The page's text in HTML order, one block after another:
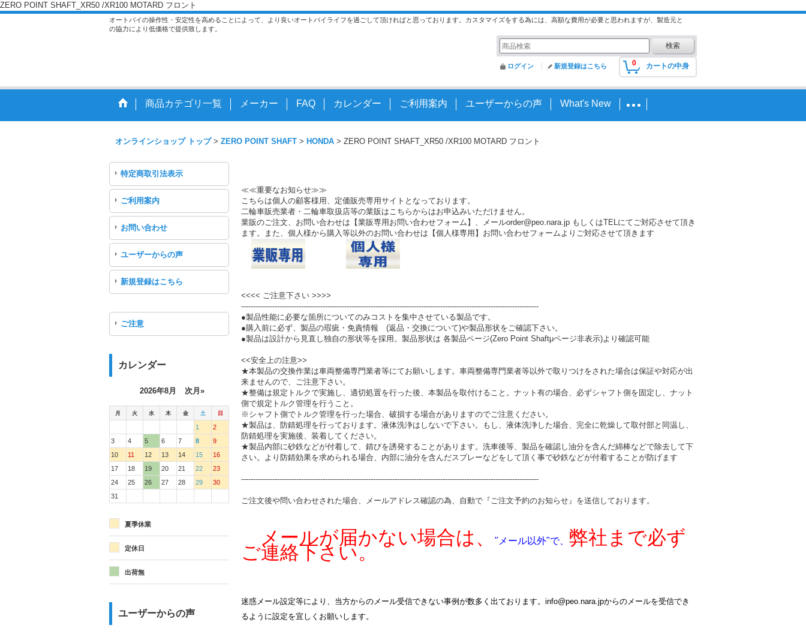
ZERO POINT SHAFT_XR50 /XR100 MOTARD フロント
オートバイの操作性・安定性を高めることによって、より良いオートバイライフを過ごして頂ければと思っております。カスタマイズをする為には、高額な費用が必要と思われますが、製造元と
の協力により低価格で提供致します。
0 カートの中身
ログイン 新規登録はこちら
商品カテゴリ一覧 メーカー FAQ カレンダー ご利用案内 ユーザーからの声 What's New
オンラインショップ トップ > ZERO POINT SHAFT > HONDA > ZERO POINT SHAFT_XR50 /XR100 MOTARD フロント
特定商取引法表示
ご利用案内
お問い合わせ
ユーザーからの声
新規登録はこちら
ご注意
カレンダー
2026年8月 次月»
月 火 水 木 金 土 日
1
2
3
4 5 6 7 8
9
10
11 12 13 14 15
16
17
18 19 20 21 22
23
24
25 26 27 28 29
30
31
夏季休業
定休日
出荷無
ユーザーからの声
≪≪重要なお知らせ≫≫
こちらは個人の顧客様用、定価販売専用サイトとなっております。
二輪車販売業者・二輪車取扱店等の業販はこちらからはお申込みいただけません。
業販のご注文、お問い合わせは【業販専用お問い合わせフォーム】、メールorder@peo.nara.jp もしくはTELにてご対応させて頂き
ます。また、個人様から購入等以外のお問い合わせは【個人様専用】お問い合わせフォームよりご対応させて頂きます
<<<< ご注意下さい >>>>
----------------------------------------------------------------------------------------------------------------------------
●製品性能に必要な箇所についてのみコストを集中させている製品です。
●購入前に必ず、製品の瑕疵・免責情報 (返品・交換について)や製品形状をご確認下さい。
●製品は設計から見直し独自の形状等を採用。製品形状は 各製品ページ(Zero Point Shaftμページ非表示)より確認可能
<<安全上の注意>>
★本製品の交換作業は車両整備専門業者等にてお願いします。車両整備専門業者等以外で取りつけをされた場合は保証や対応が出
来ませんので、ご注意下さい。
★整備は規定トルクで実施し、適切処置を行った後、本製品を取付けること。ナット有の場合、必ずシャフト側を固定し、ナット
側で規定トルク管理を行うこと。
※シャフト側でトルク管理を行った場合、破損する場合がありますのでご注意ください。
★製品は、防錆処理を行っております。液体洗浄はしないで下さい。もし、液体洗浄した場合、完全に乾燥して取付部と同温し、
防錆処理を実施後、装着してください。
★製品内部に砂鉄などが付着して、錆びを誘発することがあります。洗車後等、製品を確認し油分を含んだ綿棒などで除去して下
さい。より防錆効果を求められる場合、内部に油分を含んだスプレーなどをして頂く事で砂鉄などが付着することが防げます
----------------------------------------------------------------------------------------------------------------------------
ご注文後や問い合わせされた場合、メールアドレス確認の為、自動で『ご注文予約のお知らせ』を送信しております。
メールが届かない場合は、 "メール以外"で、 弊社まで必ず
ご連絡下さい。
迷惑メール設定等により、当方からのメール受信できない事例が数多く出ております。info@peo.nara.jpからのメールを受信でき
るように設定を宜しくお願いします。